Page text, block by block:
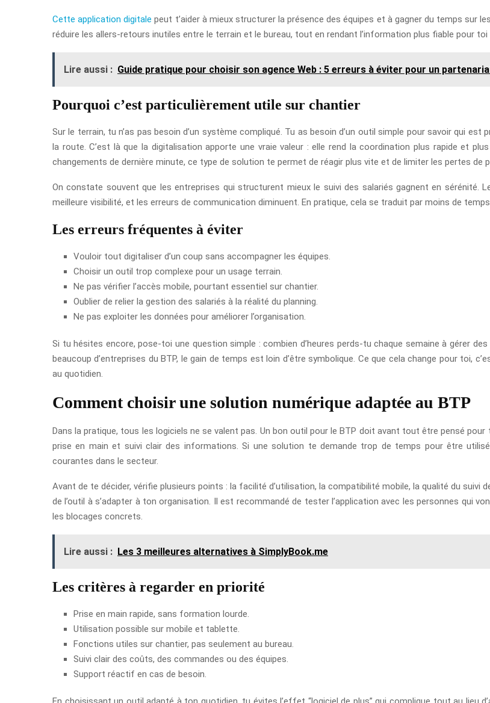
Cette application digitale peut t’aider à mieux structurer la présence des équipes et à gagner du temps sur
réduire les allers-retours inutiles entre le terrain et le bureau, tout en rendant l’information plus fiable pour toi
Lire aussi : Guide pratique pour choisir son agence Web : 5 erreurs à éviter pour un
Pourquoi c’est particulièrement utile sur chantier
Sur le terrain, tu n’as pas besoin d’un système compliqué. Tu as besoin d’un outil simple pour savoir qui
la route. C’est là que la digitalisation apporte une vraie valeur : elle rend la coordination plus rapide et
changements de dernière minute, ce type de solution te permet de réagir plus vite et de limiter les pertes de
On constate souvent que les entreprises qui structurent mieux le suivi des salariés gagnent en sérénité.
meilleure visibilité, et les erreurs de communication diminuent. En pratique, cela se traduit par moins de
Les erreurs fréquentes à éviter
Vouloir tout digitaliser d’un coup sans accompagner les équipes.
Choisir un outil trop complexe pour un usage terrain.
Ne pas vérifier l’accès mobile, pourtant essentiel sur chantier.
Oublier de relier la gestion des salariés à la réalité du planning.
Ne pas exploiter les données pour améliorer l’organisation.
Si tu hésites encore, pose-toi une question simple : combien d’heures perds-tu chaque semaine à gérer
beaucoup d’entreprises du BTP, le gain de temps est loin d’être symbolique. Ce que cela change pour toi,
au quotidien.
Comment choisir une solution numérique adaptée au BTP
Dans la pratique, tous les logiciels ne se valent pas. Un bon outil pour le BTP doit avant tout être pensé
prise en main et suivi clair des informations. Si une solution te demande trop de temps pour être
courantes dans le secteur.
Avant de te décider, vérifie plusieurs points : la facilité d’utilisation, la compatibilité mobile, la qualité du suivi
de l’outil à s’adapter à ton organisation. Il est recommandé de tester l’application avec les personnes qui
les blocages concrets.
Lire aussi : Les 3 meilleures alternatives à SimplyBook.me
Les critères à regarder en priorité
Prise en main rapide, sans formation lourde.
Utilisation possible sur mobile et tablette.
Fonctions utiles sur chantier, pas seulement au bureau.
Suivi clair des coûts, des commandes ou des équipes.
Support réactif en cas de besoin.